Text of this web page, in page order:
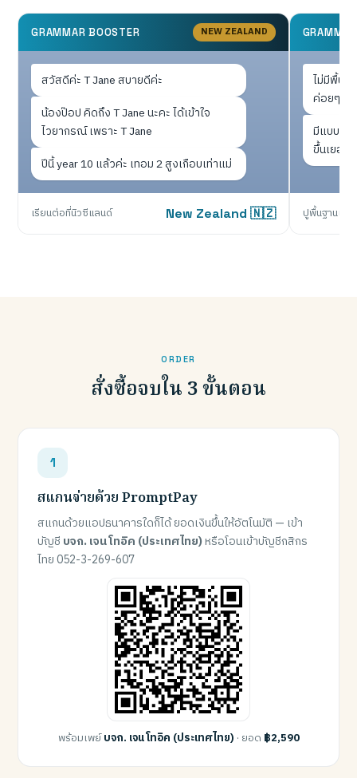
GRAMMAR BOOSTER NEW ZEALAND
สวัสดีค่ะ T Jane สบายดีค่ะ
น้องป๊อป คิดถึง T Jane นะคะ ได้เข้าใจ
ไวยากรณ์ เพราะ T Jane
ปีนี้ year 10 แล้วค่ะ เทอม 2 สูงเกือบเท่าแม่
เรียนต่อที่นิวซีแลนด์ New Zealand 🇳🇿
ไม่มีพื้นฐ
ค่อยๆ ปูใ
มีแบบฝึก
ขึ้นเยอะเ
ปูพื้นฐานแน่น
ORDER
สั่งซื้อจบใน 3 ขั้นตอน
สแกนจ่ายด้วย PromptPay
สแกนด้วยแอปธนาคารใดก็ได้ ยอดเงินขึ้นให้อัตโนมัติ — เข้า
บัญชี บจก. เจน โทอิค (ประเทศไทย)หรือโอนเข้าบัญชีกสิกร
ไทย 052-3-269-607
พร้อมเพย์บจก. เจน โทอิค (ประเทศไทย) · ยอด ฿2,590